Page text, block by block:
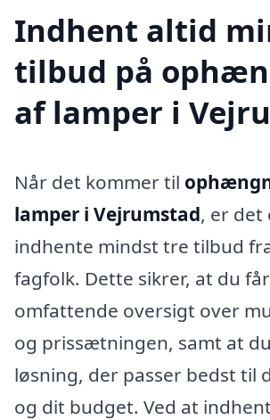
Indhent altid
tilbud på
af lamper i
Når det kommer til
lamper i Vejrumstad, er det
indhente mindst tre tilbud
fagfolk. Dette sikrer, at du
omfattende oversigt over
og prissætningen, samt at
løsning, der passer bedst til
og dit budget. Ved at